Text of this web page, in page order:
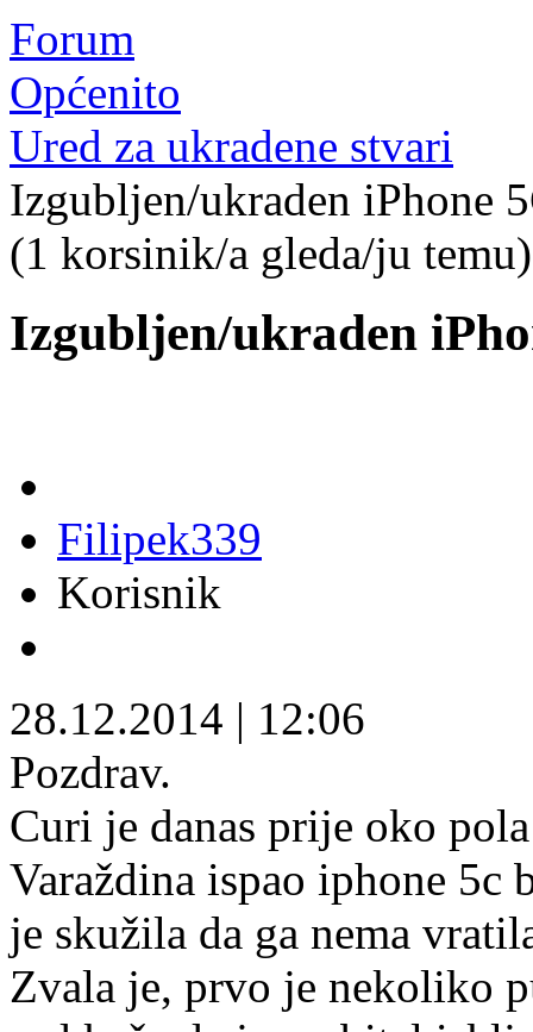
Forum
Općenito
Ured za ukradene stvari
Izgubljen/ukraden iPhone
(1 korsinik/a gleda/ju
Izgubljen/ukraden
Filipek339
Korisnik
28.12.2014 | 12:06
Pozdrav.
Curi je danas prije oko
Varaždina ispao iphone
je skužila da ga nema
Zvala je, prvo je nekoliko